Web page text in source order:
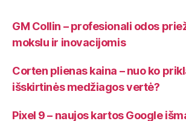
GM Collin – profesionali odos
mokslu ir inovacijomis
Corten plienas kaina – nuo ko
išskirtinės medžiagos vertė?
Pixel 9 – naujos kartos Google